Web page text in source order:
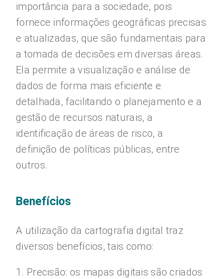
importância para a sociedade, pois
fornece informações geográficas precisas
e atualizadas, que são fundamentais para
a tomada de decisões em diversas áreas.
Ela permite a visualização e análise de
dados de forma mais eficiente e
detalhada, facilitando o planejamento e a
gestão de recursos naturais, a
identificação de áreas de risco, a
definição de políticas públicas, entre
outros.
Benefícios
A utilização da cartografia digital traz
diversos benefícios, tais como:
1. Precisão: os mapas digitais são criados